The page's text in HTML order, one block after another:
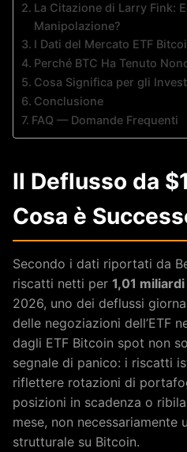
La Citazione di Larry Fink:
Manipolazione?
I Dati del Mercato ETF
Perché BTC Ha Tenuto
Cosa Significa per gli
Conclusione
FAQ — Domande Frequenti
Il Deflusso da
Cosa è
Secondo i dati riportati da
riscatti netti per 1,01
2026, uno dei deflussi
delle negoziazioni dell’ETF
dagli ETF Bitcoin spot non
segnale di panico: i riscatti
riflettere rotazioni di
posizioni in scadenza o
mese, non necessariamente
strutturale su Bitcoin.